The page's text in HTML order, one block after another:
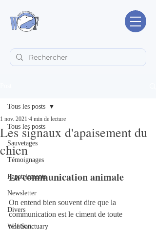
Tous les posts
Sauvetages
Témoignages
Rapatriements
Newsletter
Divers
Wof Sanctuary
Tous les posts
Les signaux d'apaisement du
chien
1 nov. 2021 4 min de lecture
La communication animale
On entend bien souvent dire que la
communication est le ciment de toute
relation.